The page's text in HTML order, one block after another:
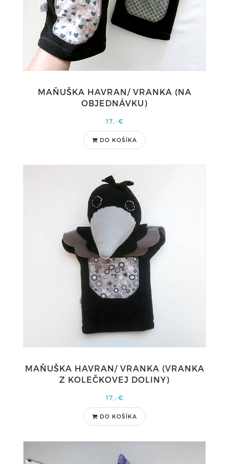
MAŇUŠKA HAVRAN/ VRANKA (NA
OBJEDNÁVKU)
17,-€
DO KOŠÍKA
MAŇUŠKA HAVRAN/ VRANKA (VRANKA
Z KOLEČKOVEJ DOLINY)
17,-€
DO KOŠÍKA